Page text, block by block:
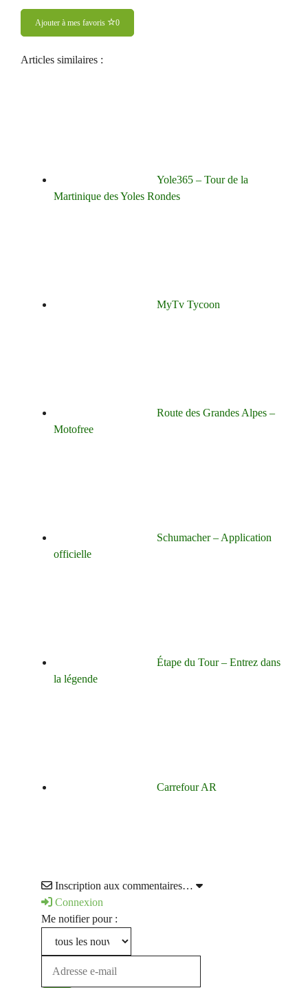
Ajouter à mes favoris 0
Articles similaires :
Yole365 – Tour de la
Martinique des Yoles Rondes
MyTv Tycoon
Route des Grandes Alpes –
Motofree
Schumacher – Application
officielle
Étape du Tour – Entrez dans
la légende
Carrefour AR
Inscription aux commentaires…
Connexion
Me notifier pour :